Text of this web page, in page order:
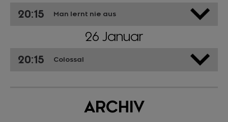
20:15 Man lernt nie aus
26 Januar
20:15 Colossal
ARCHIV